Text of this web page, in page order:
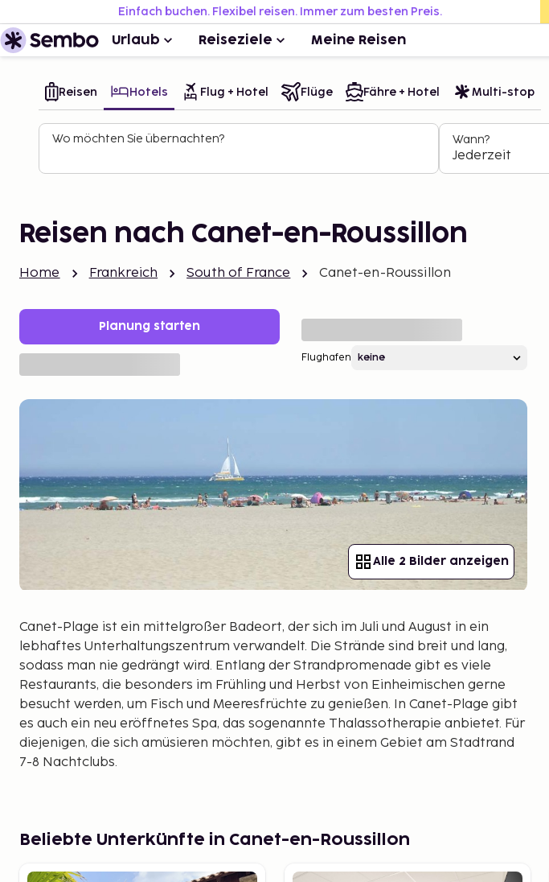
Einfach buchen. Flexibel reisen. Immer zum besten Preis.
Urlaub Reiseziele Meine Reisen
Reisen Hotels Flug + Hotel Flüge Fähre + Hotel Multi-stop
Wo möchten Sie übernachten? Wann?
Jederzeit
Reisen nach Canet-en-Roussillon
Home Frankreich South of France Canet-en-Roussillon
Planung starten
Flughafen
Alle 2 Bilder anzeigen
Canet-Plage ist ein mittelgroßer Badeort, der sich im Juli und August in ein
lebhaftes Unterhaltungszentrum verwandelt. Die Strände sind breit und lang,
sodass man nie gedrängt wird. Entlang der Strandpromenade gibt es viele
Restaurants, die besonders im Frühling und Herbst von Einheimischen gerne
besucht werden, um Fisch und Meeresfrüchte zu genießen. In Canet-Plage gibt
es auch ein neu eröffnetes Spa, das sogenannte Thalassotherapie anbietet. Für
diejenigen, die sich amüsieren möchten, gibt es in einem Gebiet am Stadtrand
7-8 Nachtclubs.
Beliebte Unterkünfte in Canet-en-Roussillon